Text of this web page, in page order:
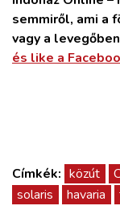
semmiről, ami a
vagy a
és like a
Címkék: közút
solaris
havaria